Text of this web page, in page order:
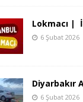
Lokmacı |
6 Şubat 2026
Diyarbakır
6 Şubat 2026